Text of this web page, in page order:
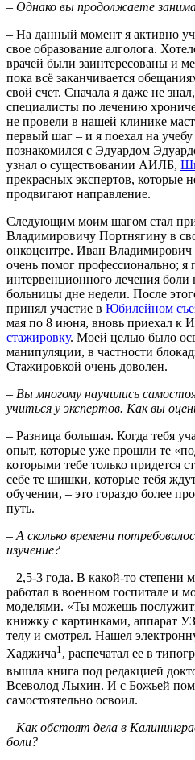
– Однако вы продолжаете
– На данный момент я активно
свое образование алголога.
врачей были заинтересованы и
пока всё заканчивается
свой счет. Сначала я даже не
специалисты по лечению
не провели в нашей клинике
первый шаг – и я поехал на
познакомился с Эдуардом
узнал о существовании АИЛБ,
прекрасных экспертов, которые
продвигают направление.
Следующим моим шагом стал
Владимировичу Портнягину в
онкоцентре. Иван Владимирович
очень помог профессионально; я
интервенционного лечения боли
больницы дне недели. После
принял участие в Юбилейном
мая по 8 июня, вновь приехал к
стажировку. Моей целью было
манипуляции, в частности
Стажировкой очень доволен.
– Вы многому научились
учиться у экспертов. Как вы
– Разница большая. Когда тебя
опыт, которые уже прошли те
которыми тебе только придется
себе те шишки, которые тебя
обучении, – это гораздо более
путь.
– А сколько времени
изучение?
– 2,5-3 года. В какой-то степени
работал в военном госпитале и
моделями. «Ты можешь
книжку с картинками, аппарат
телу и смотрел. Нашел
Хаджича1 , распечатал ее в
вышла книга под редакцией
Всеволод Лыхин. И с Божьей
самостоятельно освоил.
– Как обстоят дела в
боли?